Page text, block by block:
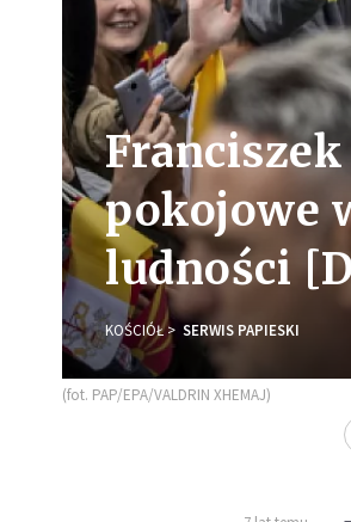
pokojowe
ludności
KOŚCIÓŁ SERWIS PAPIESKI
(fot. PAP/EPA/VALDRIN XHEMAJ)